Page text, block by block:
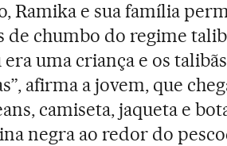
Ramika e sua família
de chumbo do regime
era uma criança e os
afirma a jovem, que
camiseta, jaqueta e
negra ao redor do